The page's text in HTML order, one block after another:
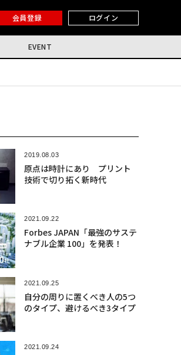
会員登録 ログイン
EVENT
2019.08.03
原点は時計にあり プリント
技術で切り拓く新時代
2021.09.22
Forbes JAPAN「最強のサステ
ナブル企業 100」を発表！
2021.09.25
自分の周りに置くべき人の5つ
のタイプ、避けるべき3タイプ
2021.09.24